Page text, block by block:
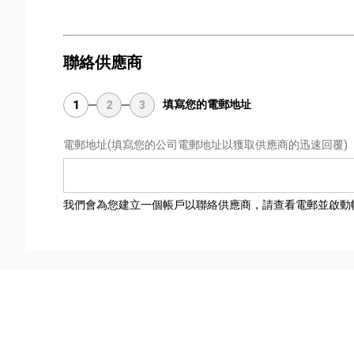
聯絡供應商
1 2 3 填寫您的電郵地址
電郵地址(填寫您的公司電郵地址以獲取供應商的迅速回覆)
我們會為您建立一個帳戶以聯絡供應商，請查看電郵並啟動